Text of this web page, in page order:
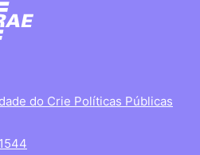
do Crie Políticas Públicas